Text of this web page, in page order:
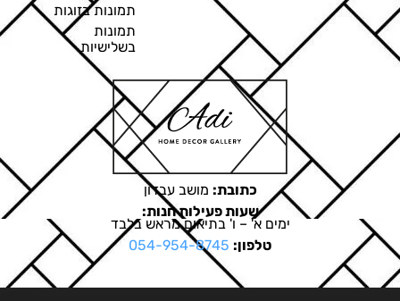
תמונות בזוגות
תמונות
בשלישיות
כתובת: מושב עבדון
שעות פעילות חנות:
ימים א' – ו' בתיאום מראש בלבד
טלפון: 054-954-8745